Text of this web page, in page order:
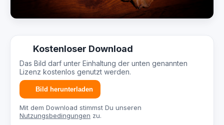
Kostenloser Download
Das Bild darf unter Einhaltung der unten genannten
Lizenz kostenlos genutzt werden.
Bild herunterladen
Mit dem Download stimmst Du unseren
Nutzungsbedingungen zu.